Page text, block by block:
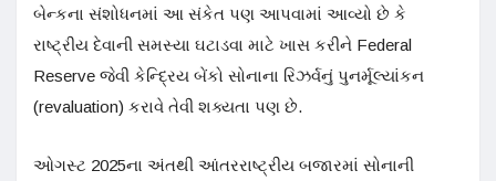
બેન્કના સંશોધનમાં આ સંકેત પણ આપવામાં આવ્યો છે કે
રાષ્ટ્રીય દેવાની સમસ્યા ઘટાડવા માટે ખાસ કરીને Federal
Reserve જેવી કેન્દ્રિય બેંકો સોનાના રિઝર્વનું પુનર્મૂલ્યાંકન
(revaluation) કરાવે તેવી શક્યતા પણ છે.
ઓગસ્ટ 2025ના અંતથી આંતરરાષ્ટ્રીય બજારમાં સોનાની